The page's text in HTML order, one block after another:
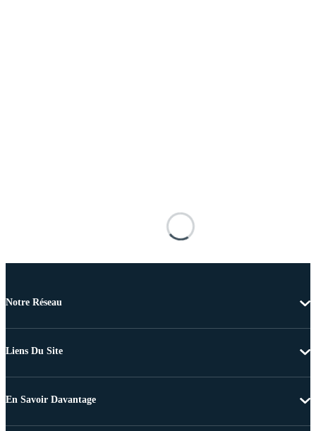
Notre Réseau
Liens Du Site
En Savoir Davantage